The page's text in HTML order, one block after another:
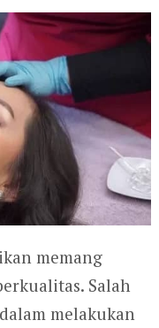
memang
Salah
melakukan